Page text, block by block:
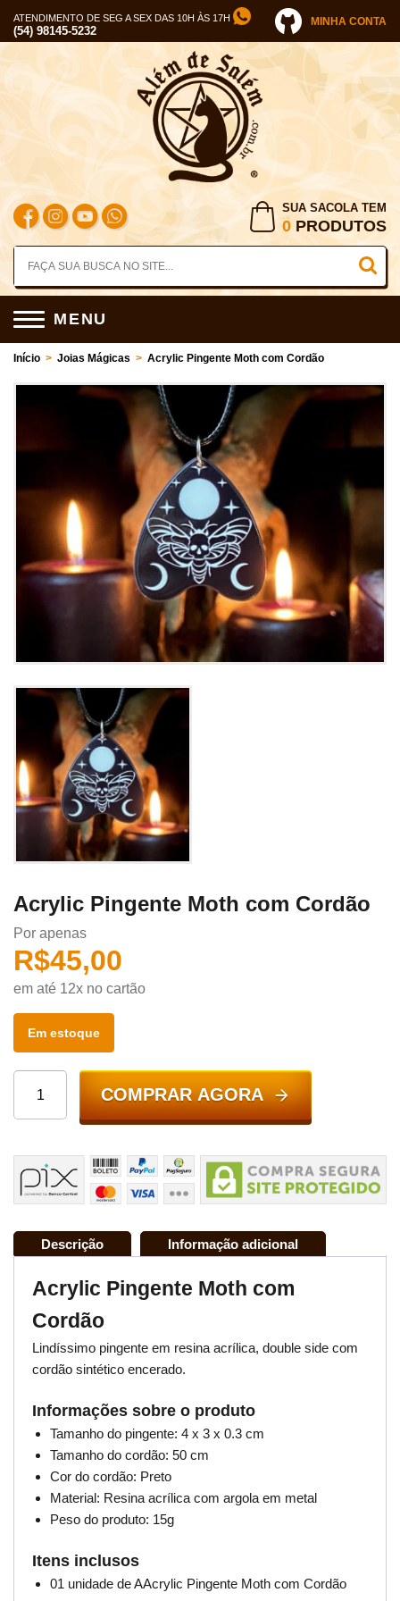
ATENDIMENTO DE SEG A SEX DAS 10H ÀS 17H
(54) 98145-5232
MINHA CONTA
SUA SACOLA TEM
0 PRODUTOS
MENU
Início > Joias Mágicas > Acrylic Pingente Moth com Cordão
Acrylic Pingente Moth com Cordão
Por apenas
R$45,00
em até 12x no cartão
Em estoque
COMPRAR AGORA
Descrição Informação adicional
Acrylic Pingente Moth com
Cordão
Lindíssimo pingente em resina acrílica, double side com
cordão sintético encerado.
Informações sobre o produto
Tamanho do pingente: 4 x 3 x 0.3 cm
Tamanho do cordão: 50 cm
Cor do cordão: Preto
Material: Resina acrílica com argola em metal
Peso do produto: 15g
Itens inclusos
01 unidade de AAcrylic Pingente Moth com Cordão